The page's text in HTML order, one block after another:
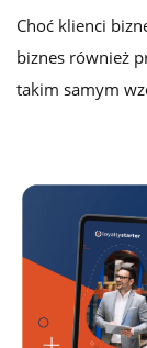
Choć klienci
biznes również
takim samym